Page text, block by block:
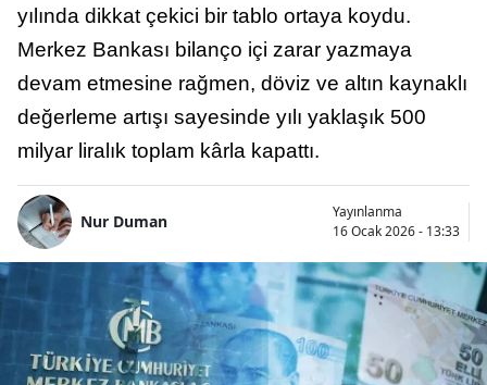
yılında dikkat çekici bir tablo ortaya koydu.
Merkez Bankası bilanço içi zarar yazmaya
devam etmesine rağmen, döviz ve altın kaynaklı
değerleme artışı sayesinde yılı yaklaşık 500
milyar liralık toplam kârla kapattı.
Nur Duman
Yayınlanma
16 Ocak 2026 - 13:33